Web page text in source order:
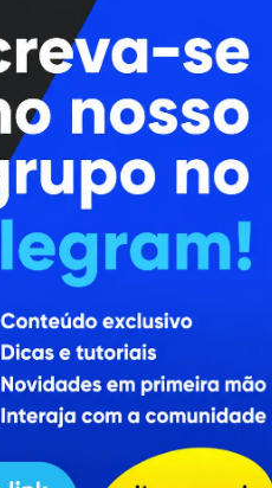
Cursos
Enviar Dica
Contato
RSS